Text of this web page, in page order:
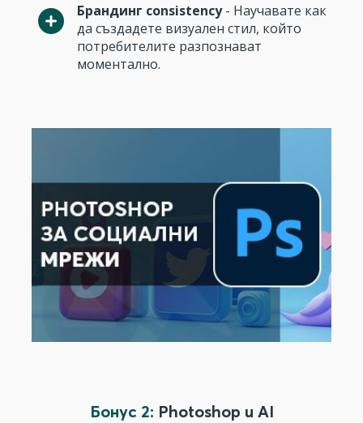
Брандинг consistency- Научавате как
да създадете визуален стил, който
потребителите разпознават
моментално.
Бонус 2: Photoshop и AI